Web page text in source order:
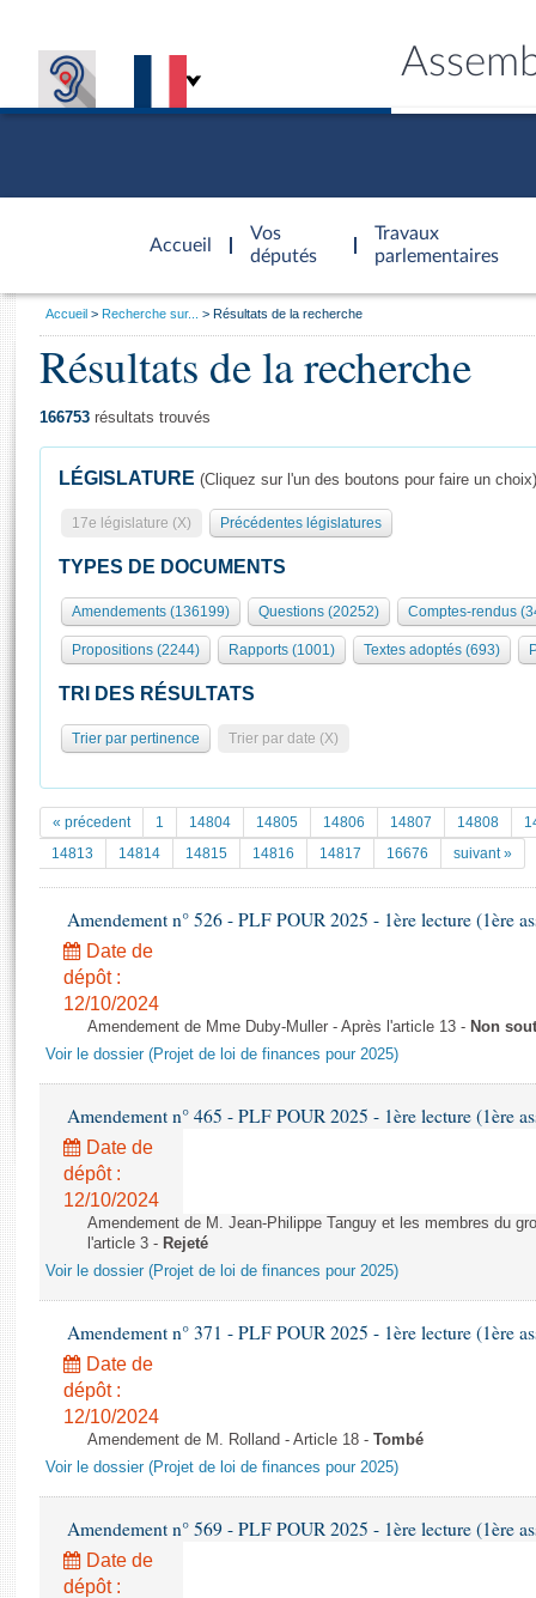
Accueil
d'accueil
Vos
députés
Travaux
parlementaires
Présidence
577 députés
Groupes politiques
Séance publique
Commissions et autres organes
Europe et International
Pétitions
Documents parlementaires
Projets de loi
Propositions de loi
Amendements
Textes adoptés
Rapports d'information
Rapports sur l'application des lois
Baromètre de l’application des lois
Dossiers législatifs
Budget et sécurité sociale
Comptes rendus des débats
Général
Rôle et pouvoirs de l'Assemblée
Organisation de l'Assemblée
Présidence Conférence des Présidents Bureau Collège des
Statistiques et chiffres clés
Documents de référence
( Constitution | Règlement de l'Assemblée ... )
Histoire
Juniors
Anciennes législatures
Liens vers les sites publics
Visiter l'Assemblée
Visite virtuelle du palais Bourbon
Assister à une séance
La Bibliothèque
Les archives
Contacts et plan d'accès
Photos libres de droit
Vous
Accueil Recherche sur... Résultats de la recherche
Résultats de la recherche
166753 résultats trouvés
LÉGISLATURE (Cliquez sur l'un des boutons pour faire un choix)
17e législature (X) Précédentes législatures
TYPES DE DOCUMENTS
Amendements (136199) Questions (20252) Comptes-rendus
Propositions (2244) Rapports (1001) Textes adoptés (693)
TRI DES RÉSULTATS
Trier par pertinence Trier par date (X)
« précedent 1 14804 14805 14806 14807 14808
14813
14814 14815 14816 14817 16676 suivant »
Amendement n° 526 - PLF POUR 2025 - 1ère lecture (1ère
Date de
dépôt :
12/10/2024
Amendement de Mme Duby-Muller - Après l'article 13 - Non
Voir le dossier (Projet de loi de finances pour 2025)
Amendement n° 465 - PLF POUR 2025 - 1ère lecture (1ère
Date de
dépôt :
12/10/2024
Amendement de M. Jean-Philippe Tanguy et les membres du
l'article 3 - Rejeté
Voir le dossier (Projet de loi de finances pour 2025)
Amendement n° 371 - PLF POUR 2025 - 1ère lecture (1ère
Date de
dépôt :
12/10/2024
Amendement de M. Rolland - Article 18 - Tombé
Voir le dossier (Projet de loi de finances pour 2025)
Amendement n° 569 - PLF POUR 2025 - 1ère lecture (1ère
Date de
dépôt :